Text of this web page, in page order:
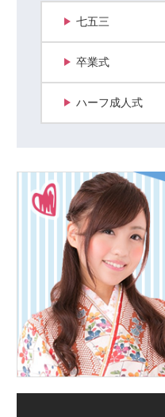
七五三
卒業式
ハーフ成人式